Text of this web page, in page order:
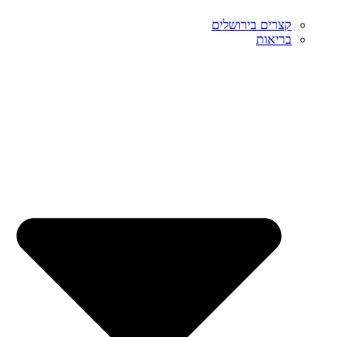
קצרים בירושלים
בריאות